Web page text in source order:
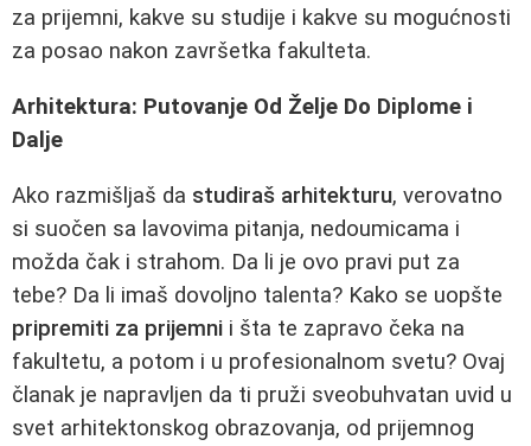
za prijemni, kakve su studije i kakve su mogućnosti
za posao nakon završetka fakulteta.
Arhitektura: Putovanje Od Želje Do Diplome i
Dalje
Ako razmišljaš da studiraš arhitekturu, verovatno
si suočen sa lavovima pitanja, nedoumicama i
možda čak i strahom. Da li je ovo pravi put za
tebe? Da li imaš dovoljno talenta? Kako se uopšte
pripremiti za prijemni i šta te zapravo čeka na
fakultetu, a potom i u profesionalnom svetu? Ovaj
članak je napravljen da ti pruži sveobuhvatan uvid u
svet arhitektonskog obrazovanja, od prijemnog